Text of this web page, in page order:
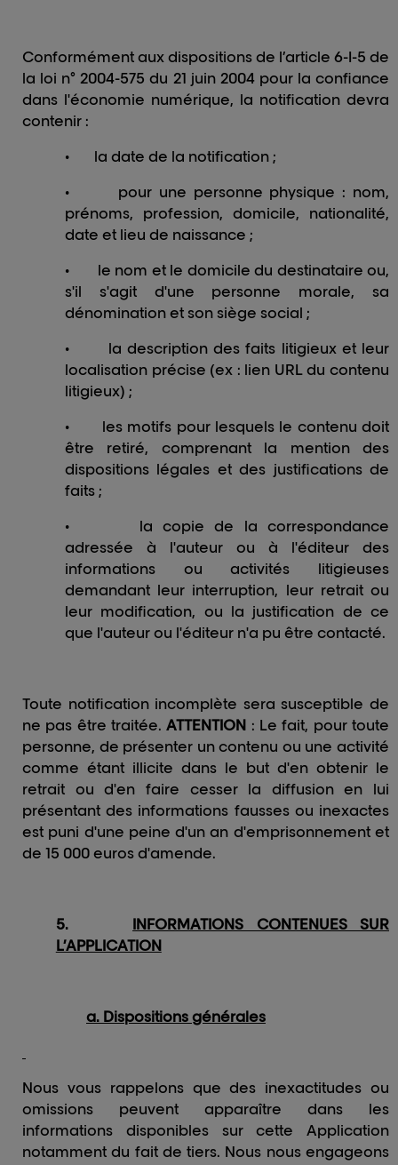
Conformément aux dispositions de l’article 6-I-5 de
la loi n° 2004-575 du 21 juin 2004 pour la confiance
dans l'économie numérique, la notification devra
contenir :
•
la date de la notification ;
•
pour une personne physique : nom,
prénoms, profession, domicile, nationalité,
date et lieu de naissance ;
•
le nom et le domicile du destinataire ou,
s'il s'agit d'une personne morale, sa
dénomination et son siège social ;
•
la description des faits litigieux et leur
localisation précise (ex : lien URL du contenu
litigieux) ;
•
les motifs pour lesquels le contenu doit
être retiré, comprenant la mention des
dispositions légales et des justifications de
faits ;
•
la copie de la correspondance
adressée à l'auteur ou à l'éditeur des
informations ou activités litigieuses
demandant leur interruption, leur retrait ou
leur modification, ou la justification de ce
que l'auteur ou l'éditeur n'a pu être contacté.
Toute notification incomplète sera susceptible de
ne pas être traitée.ATTENTION : Le fait, pour toute
personne, de présenter un contenu ou une activité
comme étant illicite dans le but d'en obtenir le
retrait ou d'en faire cesser la diffusion en lui
présentant des informations fausses ou inexactes
est puni d'une peine d'un an d'emprisonnement et
de 15 000 euros d'amende.
5.
INFORMATIONS CONTENUES SUR
L’APPLICATION
a. Dispositions générales
Nous vous rappelons que des inexactitudes ou
omissions peuvent apparaître dans les
informations disponibles sur cette Application
notamment du fait de tiers. Nous nous engageons